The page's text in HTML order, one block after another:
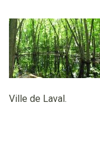
Ville de Laval.